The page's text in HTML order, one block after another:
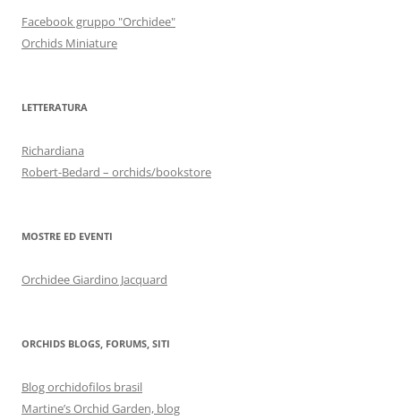
Facebook gruppo "Orchidee"
Orchids Miniature
LETTERATURA
Richardiana
Robert-Bedard – orchids/bookstore
MOSTRE ED EVENTI
Orchidee Giardino Jacquard
ORCHIDS BLOGS, FORUMS, SITI
Blog orchidofilos brasil
Martine’s Orchid Garden, blog